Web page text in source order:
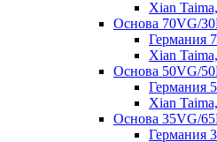
Xian
Основа 70VG/
Германия
Xian
Основа 50VG/
Германия
Xian
Основа 35VG/
Германия